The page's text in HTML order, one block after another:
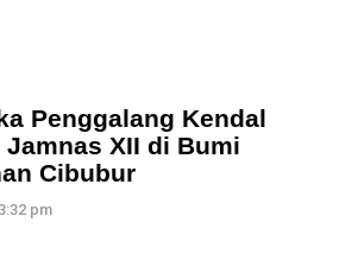
Penggalang Kendal
XII di Bumi
Cibubur
pm